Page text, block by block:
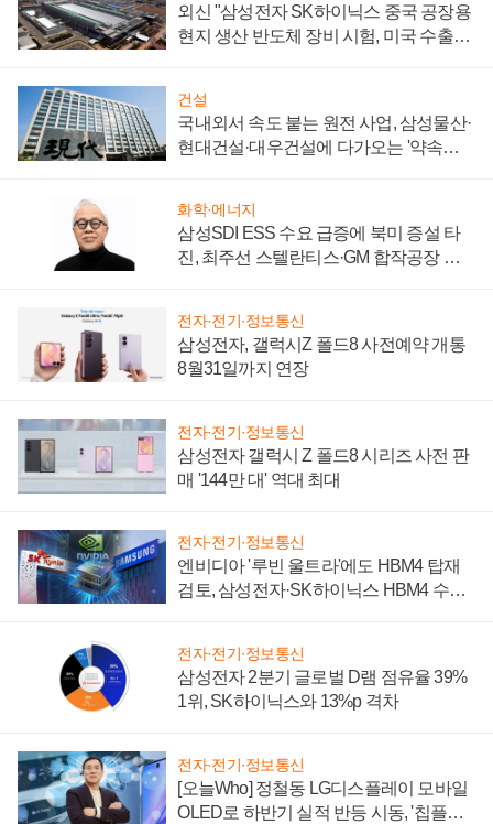
외신 "삼성전자 SK하이닉스 중국 공장용
현지 생산 반도체 장비 시험, 미국 수출통
건설
국내외서 속도 붙는 원전 사업, 삼성물산·
현대건설·대우건설에 다가오는 '약속의
화학·에너지
삼성SDI ESS 수요 급증에 북미 증설 타
진, 최주선 스텔란티스·GM 합작공장 건
전자·전기·정보통신
삼성전자, 갤럭시Z 폴드8 사전예약 개통
8월31일까지 연장
전자·전기·정보통신
삼성전자 갤럭시 Z 폴드8 시리즈 사전 판
매 '144만 대' 역대 최대
전자·전기·정보통신
엔비디아 '루빈 울트라'에도 HBM4 탑재
검토, 삼성전자·SK하이닉스 HBM4 수율
전자·전기·정보통신
삼성전자 2분기 글로벌 D램 점유율 39%
1위, SK하이닉스와 13%p 격차
전자·전기·정보통신
[오늘Who] 정철동 LG디스플레이 모바일
OLED로 하반기 실적 반등 시동, '칩플레